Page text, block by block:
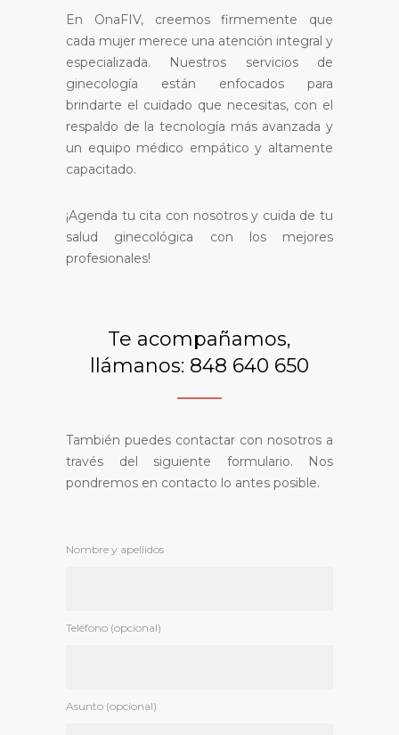
En OnaFIV, creemos firmemente que
cada mujer merece una atención integral y
especializada. Nuestros servicios de
ginecología están enfocados para
brindarte el cuidado que necesitas, con el
respaldo de la tecnología más avanzada y
un equipo médico empático y altamente
capacitado.
¡Agenda tu cita con nosotros y cuida de tu
salud ginecológica con los mejores
profesionales!
Te acompañamos,
llámanos: 848 640 650
También puedes contactar con nosotros a
través del siguiente formulario. Nos
pondremos en contacto lo antes posible.
Nombre y apellidos
Teléfono (opcional)
Asunto (opcional)